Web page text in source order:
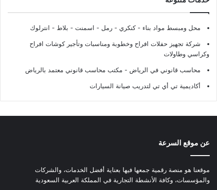
محل ومبسط مواد بناء - كنكري - رمل - اسمنت - بلاط - انترلوك
شركة تجهيز حفلات افراح وخطوبة ومناسبات وتأجير كوشات افراح
وكراسي وطاولات
محاسب قانوني في الرياض - مكتب محاسب قانوني معتمد بالرياض
أكاديمية تي أي تي لتدريب صيانة السيارات
عن موقع السرعة
موقعنا هو منصة رقمية جمعها فيها بعناية أفضل الخدمات، والشركات
والمؤسسات، وكافة الأنشطة التجارية في المملكة العربية السعودية